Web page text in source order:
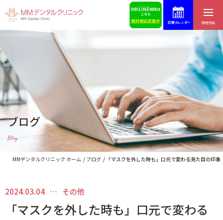
診療カレンダー menu
ブログ
Blog
MMデンタルクリニック ホーム ブログ 「マスクを外した時も」口元で変わる見た目の印象
2024.03.04 その他
「マスクを外した時も」口元で変わる
ホーム
はじめての方へ
医院紹介・アクセス
スタッフ紹介
料金表
スタッフ募集
予約・お問合せ
ブログ
歯科コラム
インプラントによる治療